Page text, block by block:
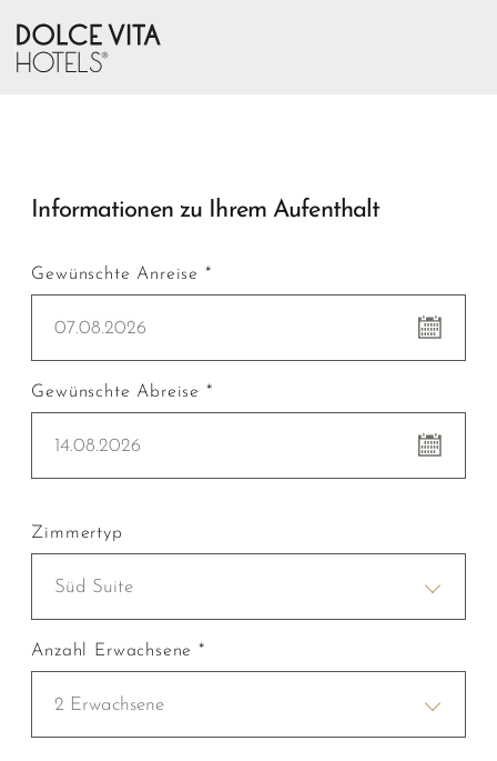
Informationen zu Ihrem Aufenthalt
Gewünschte Anreise *
07.08.2026
Gewünschte Abreise *
14.08.2026
Zimmertyp
Süd Suite
Anzahl Erwachsene *
2 Erwachsene